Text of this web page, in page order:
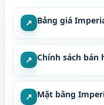
↗ Bảng giá
↗ Chính sách bán
↗ Mặt bằng